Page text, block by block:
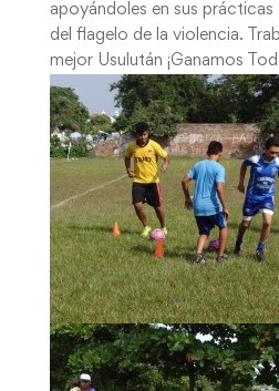
apoyándoles en sus
del flagelo de la violencia.
mejor Usulután ¡Ganamos